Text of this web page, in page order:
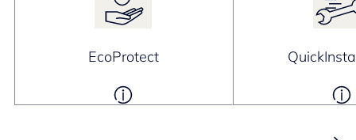
EcoProtect